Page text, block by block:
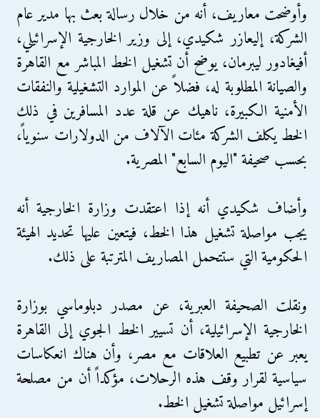
وأوضحت معاريف، أنه من خلال رسالة بعث بها مدير عام
الشركة، إليعازر شكيدي، إلى وزير الخارجية الإسرائيلي،
أفيغادور ليبرمان، يوضح أن تشغيل الخط المباشر مع القاهرة
والصيانة المطلوبة له، فضلاً عن الموارد التشغيلية والنفقات
الأمنية الكبيرة، ناهيك عن قلة عدد المسافرين في ذلك
الخط يكلف الشركة مئات الآلاف من الدولارات سنوياً،
بحسب صحيفة "اليوم السابع" المصرية.
وأضاف شكيدي أنه إذا اعتقدت وزارة الخارجية أنه
يجب مواصلة تشغيل هذا الخط، فيتعين عليها تحديد الهيئة
الحكومية التي ستتحمل المصاريف المترتبة على ذلك.
ونقلت الصحيفة العبرية، عن مصدر دبلوماسي بوزارة
الخارجية الإسرائيلية، أن تسيير الخط الجوي إلى القاهرة
يعبر عن تطبيع العلاقات مع مصر، وأن هناك انعكاسات
سياسية لقرار وقف هذه الرحلات، مؤكداً أن من مصلحة
إسرائيل مواصلة تشغيل الخط.